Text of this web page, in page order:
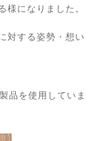
様になりました。
対する姿勢・想い
品を使用していま